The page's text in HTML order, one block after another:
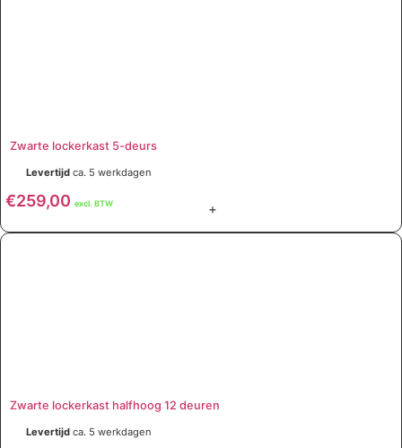
Zwarte lockerkast 5-deurs
Levertijdca. 5 werkdagen
€259,00 excl. BTW +
Zwarte lockerkast halfhoog 12 deuren
Levertijdca. 5 werkdagen